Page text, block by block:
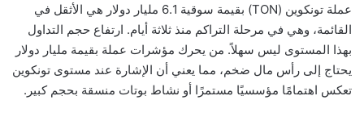
عملة تونكوين (TON) بقيمة سوقية 6.1 مليار دولار هي الأثقل في
القائمة، وهي في مرحلة التراكم منذ ثلاثة أيام. ارتفاع حجم التداول
بهذا المستوى ليس سهلاً. من يحرك مؤشرات عملة بقيمة مليار دولار
يحتاج إلى رأس مال ضخم، مما يعني أن الإشارة عند مستوى تونكوين
تعكس اهتمامًا مؤسسيًا مستمرًا أو نشاط بوتات منسقة بحجم كبير.